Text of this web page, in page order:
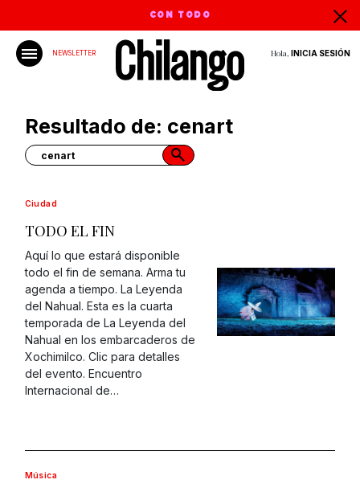
CON TODO
NEWSLETTER Hola, INICIA SESIÓN
Resultado de: cenart
Ciudad
TODO EL FIN
Aquí lo que estará disponible
todo el fin de semana. Arma tu
agenda a tiempo. La Leyenda
del Nahual. Esta es la cuarta
temporada de La Leyenda del
Nahual en los embarcaderos de
Xochimilco. Clic para detalles
del evento. Encuentro
Internacional de…
Música